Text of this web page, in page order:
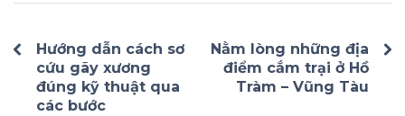
Hướng dẫn cách sơ
cứu gãy xương
đúng kỹ thuật qua
các bước
Nằm lòng những địa
điểm cắm trại ở Hồ
Tràm – Vũng Tàu